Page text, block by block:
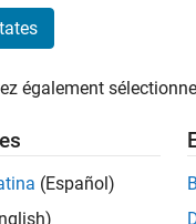
with A*
4
Navigation
of the ways that
également
(Español)